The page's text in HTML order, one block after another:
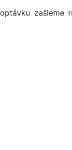
zašleme